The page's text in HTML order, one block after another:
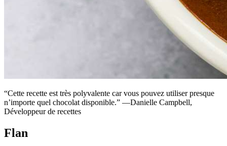
“Cette recette est très polyvalente car vous pouvez utiliser presque
n’importe quel chocolat disponible.” —Danielle Campbell,
Développeur de recettes
Flan